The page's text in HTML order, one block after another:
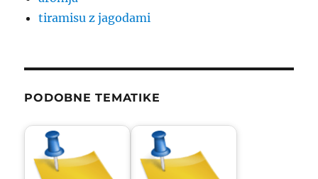
tiramisu z jagodami
PODOBNE TEMATIKE